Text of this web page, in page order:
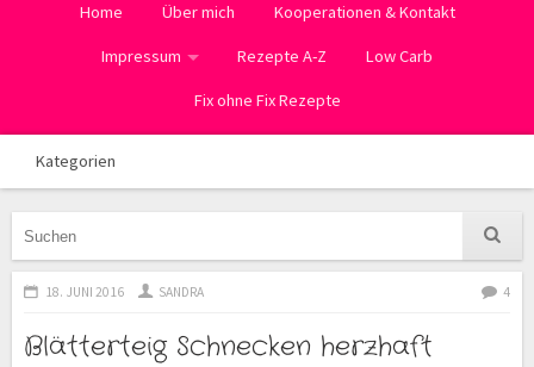
Home Über mich Kooperationen & Kontakt
Impressum Rezepte A-Z Low Carb
Fix ohne Fix Rezepte
Kategorien
18. JUNI 2016 SANDRA 4
Blätterteig Schnecken herzhaft